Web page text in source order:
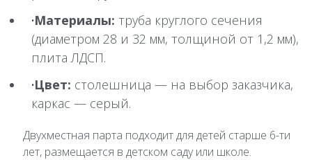
Материалы: труба круглого сечения
(диаметром 28 и 32 мм, толщиной от 1,2 мм),
плита ЛДСП.
Цвет: столешница — на выбор заказчика,
каркас — серый.
Двухместная парта подходит для детей старше 6-ти
лет, размещается в детском саду или школе.